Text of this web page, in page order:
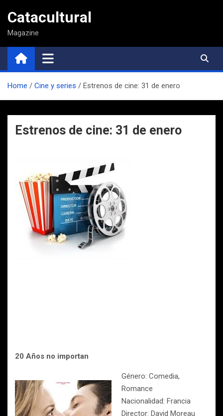
contenido
Catacultural
Magazine
Home Cine y series Estrenos de cine: 31 de enero
Estrenos de cine: 31 de enero
20 Años no importan
Género: Comedia,
Romance
Nacionalidad: Francia
Director: David Moreau